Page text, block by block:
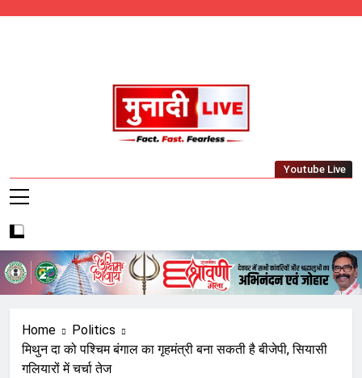
Munadi Live – Jharkhand's Leading Local
Youtube Live
Home
Politics
मिथुन दा को पश्चिम बंगाल का गृहमंत्री बना सकती है बीजेपी, सियासी
गलियारों में चर्चा तेज